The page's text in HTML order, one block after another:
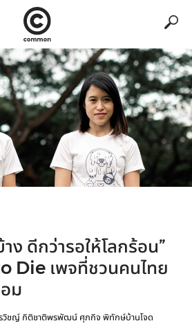
ง ดีกว่ารอให้โลกร้อน”
Die เพจที่ชวนคนไทย
ม
วิชญ์ กิติชาติพรพัฒน์ ศุภกิจ พิทักษ์บ้านโจด